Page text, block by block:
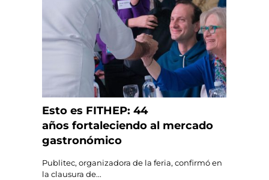
Esto es FITHEP: 44
años fortaleciendo al mercado
gastronómico
Publitec, organizadora de la feria, confirmó en
la clausura de...